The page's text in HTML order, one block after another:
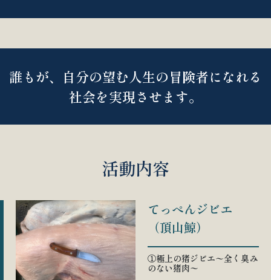
誰もが、自分の望む人生の冒険者になれる
社会を実現させます。
活動内容
てっぺんジビエ
（頂山鯨）
①極上の猪ジビエ〜全く臭み
のない猪肉〜